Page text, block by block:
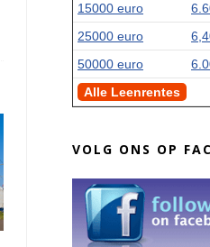
15000 euro
25000 euro
50000 euro
Alle Leenrentes
VOLG ONS OP